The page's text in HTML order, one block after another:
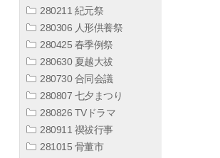
280211 紀元祭
280306 人形供養祭
280425 春季例祭
280630 夏越大祓
280730 合同会議
280807 七夕まつり
280826 TVドラマ
280911 禊祓行事
281015 骨董市